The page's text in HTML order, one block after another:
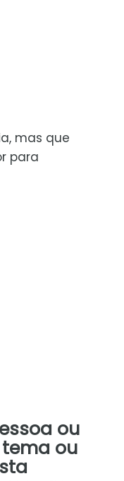
mas que
para
ou
ou